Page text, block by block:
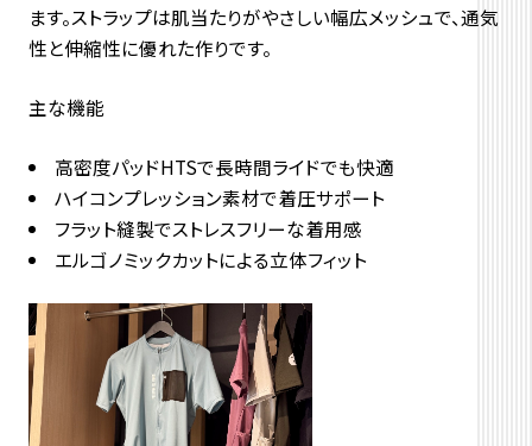
ます。ストラップは肌当たりがやさしい幅広メッシュで、通気
性と伸縮性に優れた作りです。
主な機能
高密度パッドHTSで長時間ライドでも快適
ハイコンプレッション素材で着圧サポート
フラット縫製でストレスフリーな着用感
エルゴノミックカットによる立体フィット